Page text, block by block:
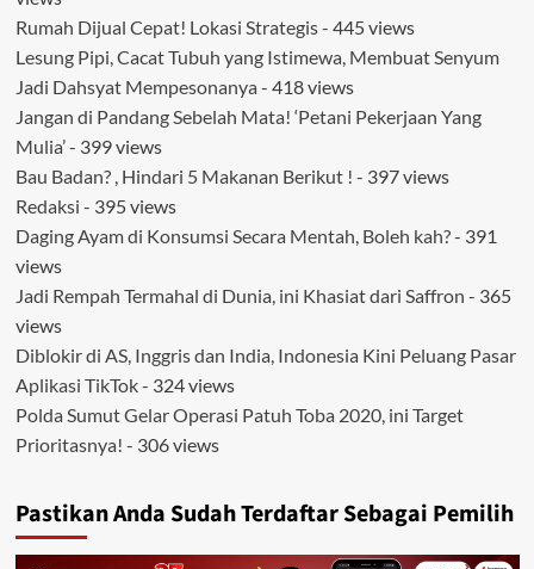
Rumah Dijual Cepat! Lokasi Strategis- 445 views
Lesung Pipi, Cacat Tubuh yang Istimewa, Membuat Senyum
Jadi Dahsyat Mempesonanya - 418 views
Jangan di Pandang Sebelah Mata! ‘Petani Pekerjaan Yang
Mulia’- 399 views
Bau Badan? , Hindari 5 Makanan Berikut ! - 397 views
Redaksi - 395 views
Daging Ayam di Konsumsi Secara Mentah, Boleh kah?- 391
views
Jadi Rempah Termahal di Dunia, ini Khasiat dari Saffron - 365
views
Diblokir di AS, Inggris dan India, Indonesia Kini Peluang Pasar
Aplikasi TikTok- 324 views
Polda Sumut Gelar Operasi Patuh Toba 2020, ini Target
Prioritasnya! - 306 views
Pastikan Anda Sudah Terdaftar Sebagai Pemilih